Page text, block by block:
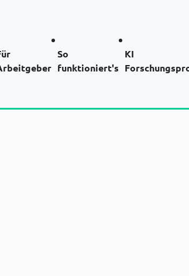
So
funktioniert's
KI